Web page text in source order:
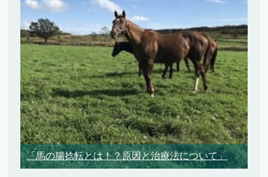
「馬の腸捻転とは！？原因と治療法について」